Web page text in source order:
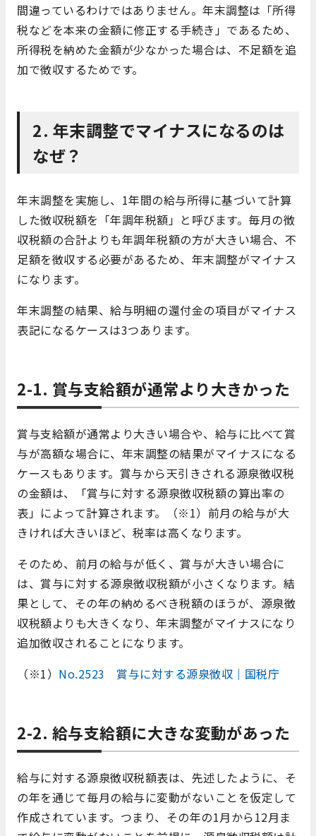
間違っているわけではありません。年末調整は「所得
税などを本来の金額に修正する手続き」であるため、
所得税を納めた金額が少なかった場合は、不足額を追
加で徴収するためです。
2. 年末調整でマイナスになるのは
なぜ？
年末調整を実施し、1年間の給与所得に基づいて計算
した徴収税額を「年調年税額」と呼びます。毎月の徴
収税額の合計よりも年調年税額の方が大きい場合、不
足額を徴収する必要があるため、年末調整がマイナス
になります。
年末調整の結果、給与明細の還付金の項目がマイナス
表記になるケースは3つあります。
2-1. 賞与支給額が通常より大きかった
賞与支給額が通常より大きい場合や、給与に比べて賞
与が高額な場合に、年末調整の結果がマイナスになる
ケースもあります。賞与から天引きされる源泉徴収税
の金額は、「賞与に対する源泉徴収税額の算出率の
表」によって計算されます。（※1）前月の給与が大
きければ大きいほど、税率は高くなります。
そのため、前月の給与が低く、賞与が大きい場合に
は、賞与に対する源泉徴収税額が小さくなります。結
果として、その年の納めるべき税額のほうが、源泉徴
収税額よりも大きくなり、年末調整がマイナスになり
追加徴収されることになります。
（※1） No.2523 賞与に対する源泉徴収｜国税庁
2-2. 給与支給額に大きな変動があった
給与に対する源泉徴収税額表は、先述したように、そ
の年を通じて毎月の給与に変動がないことを仮定して
作成されています。つまり、その年の1月から12月ま